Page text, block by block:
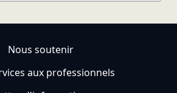
Nous soutenir
aux professionnels